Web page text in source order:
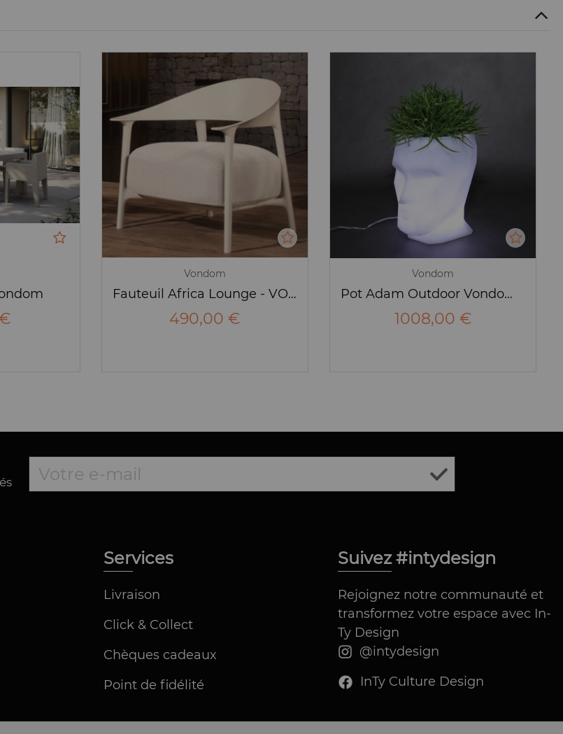
Vondom
Fauteuil Africa Lounge - VONDOM
490,00 €
Vondom
Pot Adam Outdoor Vondom Large
1008,00 €
Services
Livraison
Click & Collect
Chèques cadeaux
Point de fidélité
Suivez #intydesign
Rejoignez notre communauté et
transformez votre espace avec In-
Ty Design
@intydesign
InTy Culture Design